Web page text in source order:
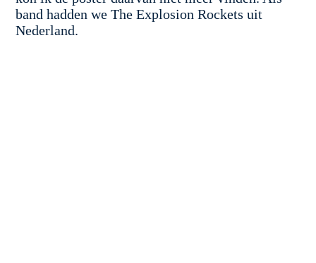
band hadden we The Explosion Rockets uit
Nederland.